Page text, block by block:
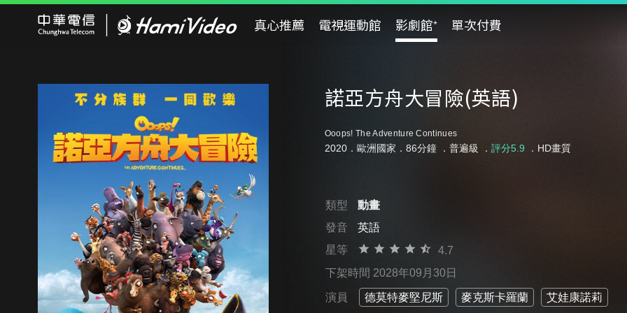
真心推薦 電視運動館 影劇館⁺ 單次付費
諾亞方舟大冒險(英語)
Ooops! The Adventure Continues
2020．歐洲國家．86分鐘 ． 普遍級 ． 評分5.9 ．HD畫質
類型
動畫
發音
英語
星等
4.7
下架時間 2028年09月30日
演員 德莫特麥堅尼斯 麥克斯卡羅蘭 艾娃康諾莉